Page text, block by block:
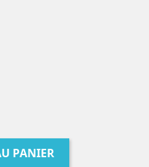
PANIER